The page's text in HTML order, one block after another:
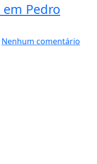
Pedro
Nenhum comentário